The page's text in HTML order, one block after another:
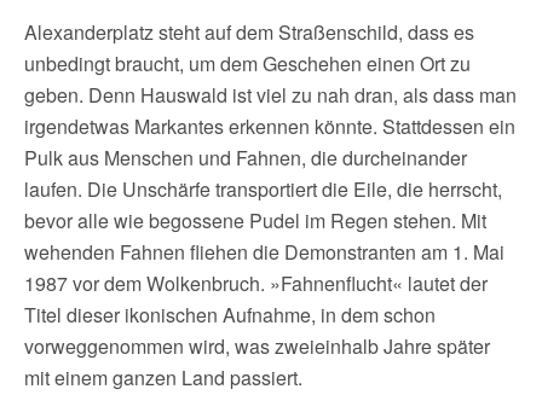
Alexanderplatz steht auf dem Straßenschild, dass es
unbedingt braucht, um dem Geschehen einen Ort zu
geben. Denn Hauswald ist viel zu nah dran, als dass man
irgendetwas Markantes erkennen könnte. Stattdessen ein
Pulk aus Menschen und Fahnen, die durcheinander
laufen. Die Unschärfe transportiert die Eile, die herrscht,
bevor alle wie begossene Pudel im Regen stehen. Mit
wehenden Fahnen fliehen die Demonstranten am 1. Mai
1987 vor dem Wolkenbruch. »Fahnenflucht« lautet der
Titel dieser ikonischen Aufnahme, in dem schon
vorweggenommen wird, was zweieinhalb Jahre später
mit einem ganzen Land passiert.